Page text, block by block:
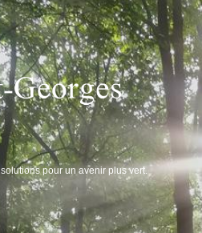
pour un avenir plus vert.